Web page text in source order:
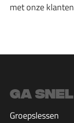
met onze
Ga
Groepslessen